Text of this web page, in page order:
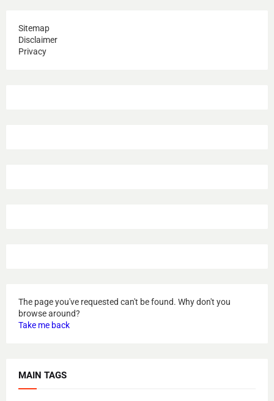
Sitemap
Disclaimer
Privacy
The page you've requested can't be found. Why don't you
browse around?
Take me back
MAIN TAGS